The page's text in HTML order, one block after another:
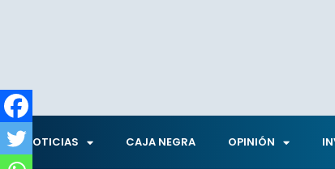
NOTICIAS CAJA NEGRA OPINIÓN